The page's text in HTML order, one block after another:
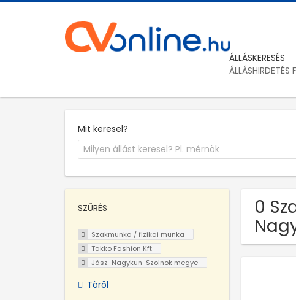
ÁLLÁSKERESÉS
ÁLLÁSHIRDETÉS
Mit keresel?
0
SZŰRÉS
Szakmunka / fizikai munka
Takko Fashion Kft
Jász-Nagykun-Szolnok megye
Töröl